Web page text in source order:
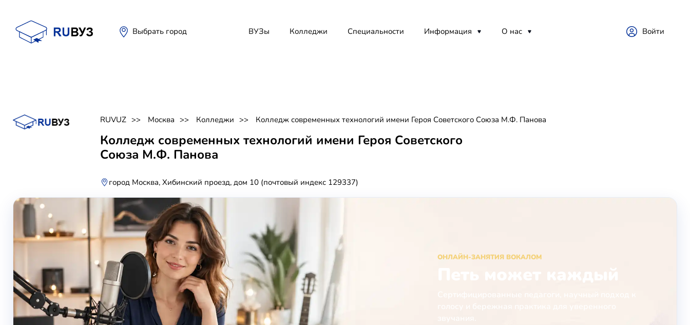
Выбрать город ВУЗы Колледжи Специальности Информация О нас Войти
RUVUZ Москва Колледжи Колледж современных технологий имени Героя Советского Союза М.Ф. Панова
Колледж современных технологий имени Героя Советского
Союза М.Ф. Панова
город Москва, Хибинский проезд, дом 10 (почтовый индекс 129337)
ОНЛАЙН-ЗАНЯТИЯ ВОКАЛОМ